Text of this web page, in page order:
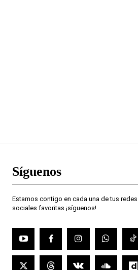
Síguenos
Estamos contigo en cada una de tus redes
sociales favoritas ¡síguenos!